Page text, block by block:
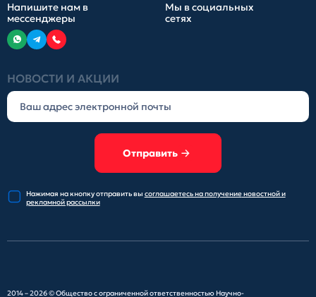
НОВОСТИ И АКЦИИ
Отправить
Нажимая на кнопку отправитьвы соглашаетесь на получениеновостной и
рекламной рассылки
Напишите нам в
мессенджеры
Мы в социальных
сетях
2014 – 2026 ©Общество с ограниченной ответственностью Научно-